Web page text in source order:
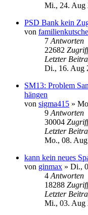
Mi., 24. Aug
PSD Bank kein
von
7 Antworten
22682
Letzter
Di., 16. Aug
SM13: Problem
hängen
von sigma415 »
9 Antworten
30004
Letzter
Mo., 08.
kann kein neues
von ginmax » Di.,
4 Antworten
18288
Letzter
Mi., 03. Aug